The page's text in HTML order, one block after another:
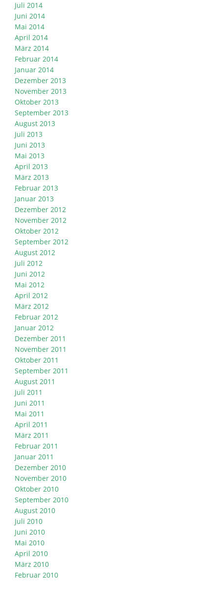
Juli 2014
Juni 2014
Mai 2014
April 2014
März 2014
Februar 2014
Januar 2014
Dezember 2013
November 2013
Oktober 2013
September 2013
August 2013
Juli 2013
Juni 2013
Mai 2013
April 2013
März 2013
Februar 2013
Januar 2013
Dezember 2012
November 2012
Oktober 2012
September 2012
August 2012
Juli 2012
Juni 2012
Mai 2012
April 2012
März 2012
Februar 2012
Januar 2012
Dezember 2011
November 2011
Oktober 2011
September 2011
August 2011
Juli 2011
Juni 2011
Mai 2011
April 2011
März 2011
Februar 2011
Januar 2011
Dezember 2010
November 2010
Oktober 2010
September 2010
August 2010
Juli 2010
Juni 2010
Mai 2010
April 2010
März 2010
Februar 2010